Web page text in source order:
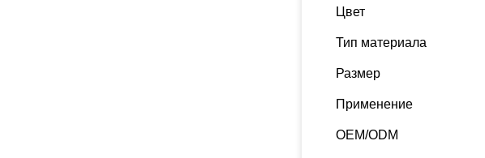
Цвет
Тип материала
Размер
Применение
OEM/ODM